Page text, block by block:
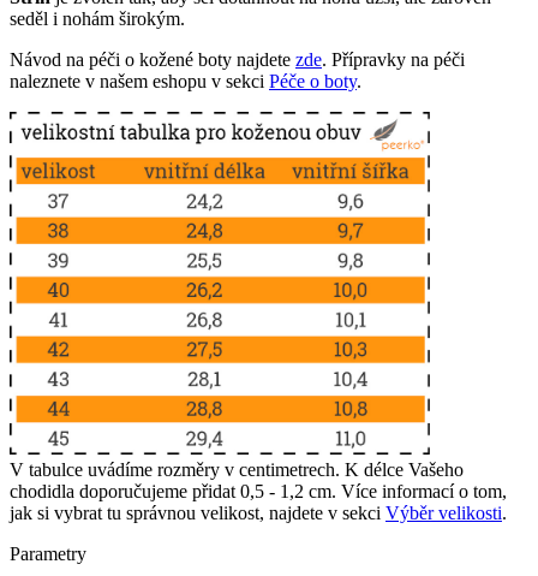
seděl i nohám širokým.
Návod na péči o kožené boty najdete zde. Přípravky na péči
naleznete v našem eshopu v sekci Péče o boty.
V tabulce uvádíme rozměry v centimetrech. K délce Vašeho
chodidla doporučujeme přidat 0,5 - 1,2 cm. Více informací o tom,
jak si vybrat tu správnou velikost, najdete v sekci Výběr velikosti.
Parametry